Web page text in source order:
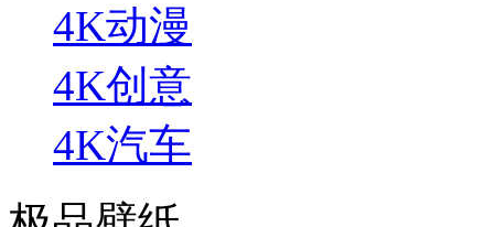
4K动漫
4K创意
4K汽车